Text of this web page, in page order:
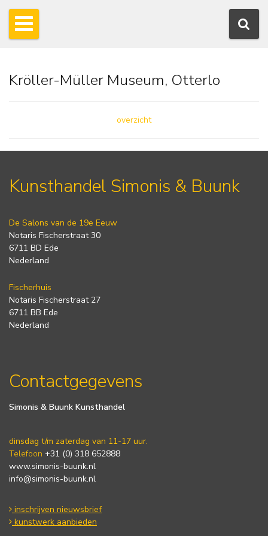
Kröller-Müller Museum, Otterlo
overzicht
Kunsthandel Simonis & Buunk
De Salons van de 19e Eeuw
Notaris Fischerstraat 30
6711 BD Ede
Nederland
Fischerhuis
Notaris Fischerstraat 27
6711 BB Ede
Nederland
Contactgegevens
Simonis & Buunk Kunsthandel
dinsdag t/m zaterdag van 11-17 uur.
Telefoon +31 (0) 318 652888
www.simonis-buunk.nl
info@simonis-buunk.nl
inschrijven nieuwsbrief
kunstwerk aanbieden